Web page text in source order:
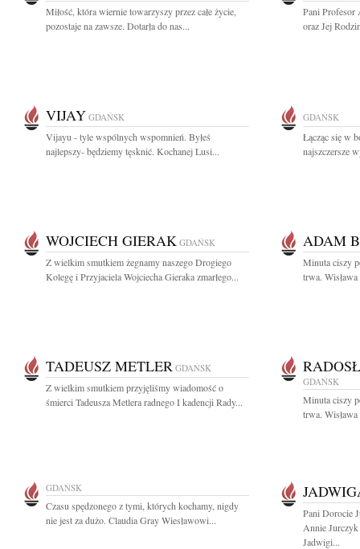
Miłość, która wiernie towarzyszy przez całe życie,
pozostaje na zawsze. Dotarła do nas...
Pani Profesor
oraz Jej
VIJAY GDAŃSK
Vijayu - tyle wspólnych wspomnień. Byłeś
najlepszy- będziemy tęsknić. Kochanej Lusi...
GDAŃSK
Łącząc się w
najszczersze
WOJCIECH GIERAK GDAŃSK
Z wielkim smutkiem żegnamy naszego Drogiego
Kolegę i Przyjaciela Wojciecha Gieraka zmarłego...
ADAM
Minuta ciszy
trwa.
TADEUSZ METLER GDAŃSK
Z wielkim smutkiem przyjęliśmy wiadomość o
śmierci Tadeusza Metlera radnego I kadencji Rady...
GDAŃSK
Minuta ciszy
trwa.
GDAŃSK
Czasu spędzonego z tymi, których kochamy, nigdy
nie jest za dużo. Claudia Gray Wiesławowi...
Pani Dorocie
Annie
Jadwigi...